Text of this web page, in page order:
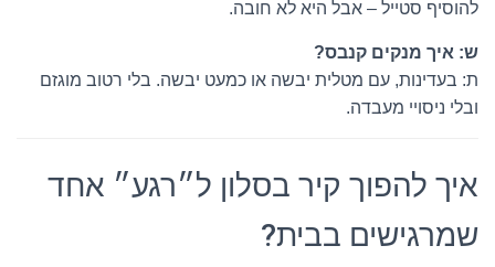
להוסיף סטייל – אבל היא לא חובה.
ש: איך מנקים קנבס?
ת: בעדינות, עם מטלית יבשה או כמעט יבשה. בלי רטוב מוגזם
ובלי ניסויי מעבדה.
איך להפוך קיר בסלון ל״רגע״ אחד
שמרגישים בבית?